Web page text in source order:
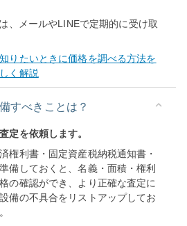
、メールやLINEで定期的に受け取
りたいときに価格を調べる方法を
く解説
すべきことは？
定を依頼します。
権利書・固定資産税納税通知書・
備しておくと、名義・面積・権利
の確認ができ、より正確な査定に
備の不具合をリストアップしてお